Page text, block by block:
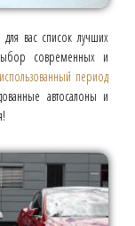
вас список лучших
современных и
период
автосалоны и